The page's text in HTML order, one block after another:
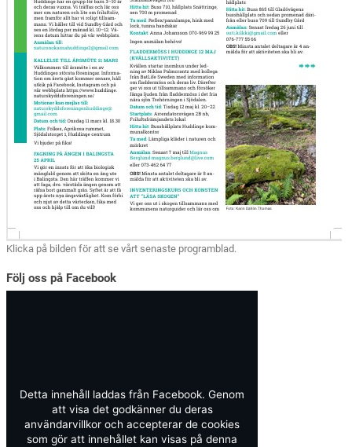
Klicka på bilden för att se vårt senaste programblad.
Följ oss på Facebook
Detta innehåll laddas från Facebook. Genom
att visa det godkänner du deras
användarvillkor och accepterar de cookies
som gör att innehållet kan visas på denna